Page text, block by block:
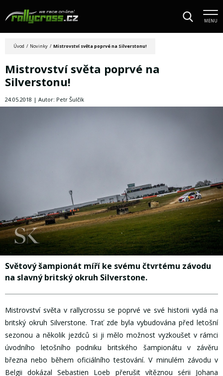
MENU
Úvod / Novinky / Mistrovství světa poprvé na Silverstonu!
Mistrovství světa poprvé na
Silverstonu!
24.05.2018 | Autor: Petr Šulčík
Světový šampionát míří ke svému čtvrtému závodu
na slavný britský okruh Silverstone.
Mistrovství světa v rallycrossu se poprvé ve své historii vydá na
britský okruh Silverstone. Trať zde byla vybudována před letošní
sezonou a několik jezdců si ji mělo možnost vyzkoušet v rámci
úvodního letošního podniku britského šampionátu v závěru
března nebo během oficiálního testování. V minulém závodu v
Belgii dokázal Sebastien Loeb přerušit vítěznou sérii Johana